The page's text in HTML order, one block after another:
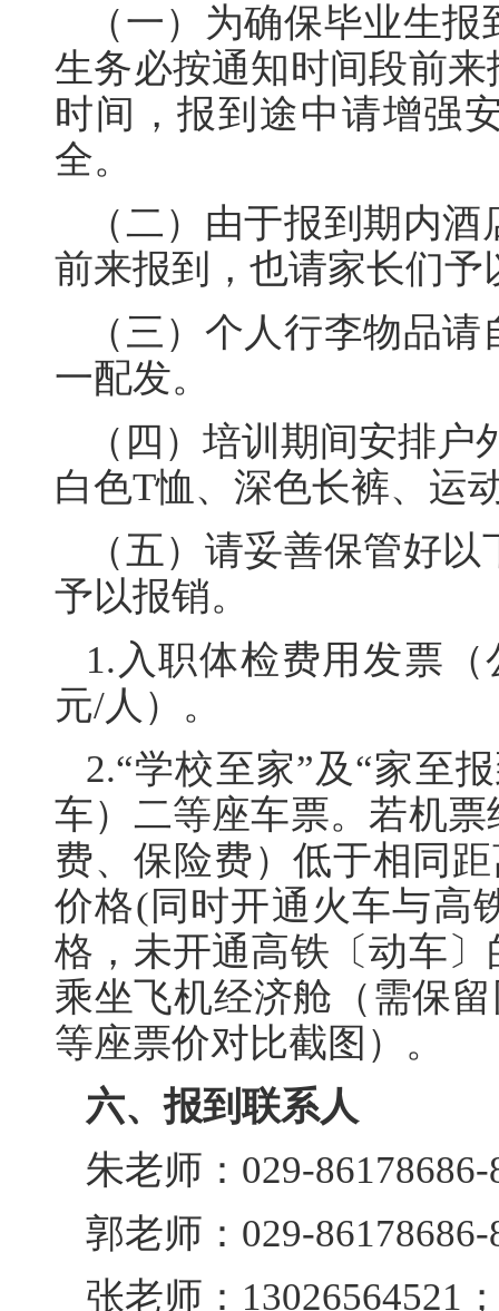
（一）为确保毕业生
生务必按通知时间段前
时间，报到途中请增强
全。
（二）由于报到期内
前来报到，也请家长们予
（三）个人行李物品
一配发。
（四）培训期间安排
白色T恤、深色长裤、运
（五）请妥善保管好
予以报销。
1.入职体检费用发票
元/人）。
2.“学校至家”及“家至
车）二等座车票。若机
费、保险费）低于相同
价格(同时开通火车与高
格，未开通高铁〔动车
乘坐飞机经济舱（需保
等座票价对比截图）。
六、报到联系人
朱老师：029-
郭老师：029-
张老师：13026564521